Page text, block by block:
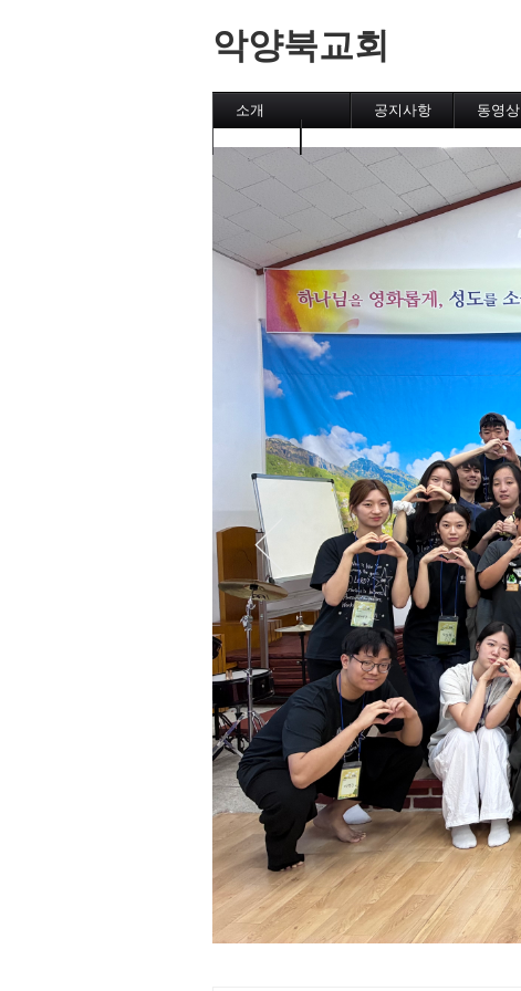
악양북교회
소개
악양북교회
섬김이
직분자와 성도
유초등부
중고등부
집회
후원교회
차량 운행시간표
공지사항 동영상